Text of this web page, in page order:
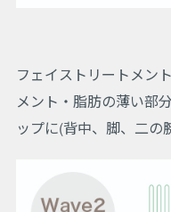
フェイストリートメン
メント・脂肪の薄い部
ップに(背中、脚、二の